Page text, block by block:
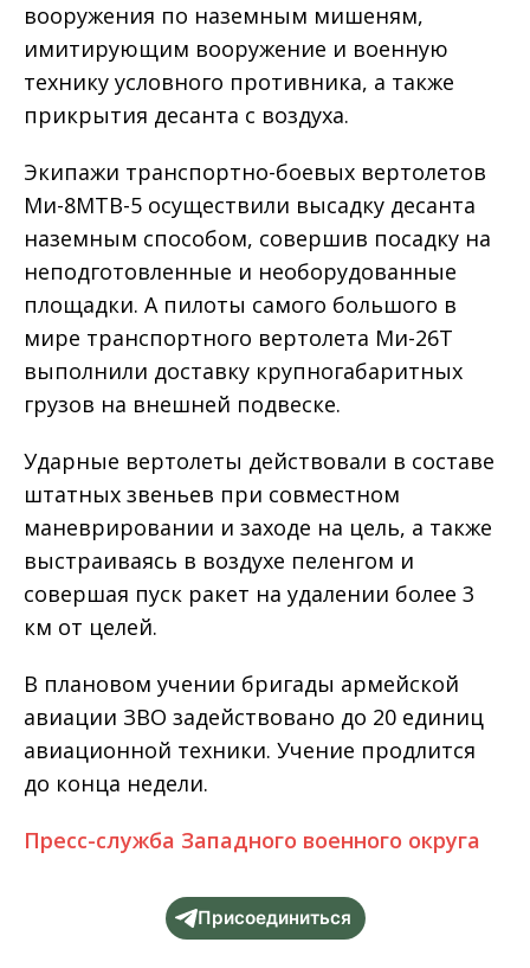
вооружения по наземным мишеням,
имитирующим вооружение и военную
технику условного противника, а также
прикрытия десанта с воздуха.
Экипажи транспортно-боевых вертолетов
Ми-8МТВ-5 осуществили высадку десанта
наземным способом, совершив посадку на
неподготовленные и необорудованные
площадки. А пилоты самого большого в
мире транспортного вертолета Ми-26Т
выполнили доставку крупногабаритных
грузов на внешней подвеске.
Ударные вертолеты действовали в составе
штатных звеньев при совместном
маневрировании и заходе на цель, а также
выстраиваясь в воздухе пеленгом и
совершая пуск ракет на удалении более 3
км от целей.
В плановом учении бригады армейской
авиации ЗВО задействовано до 20 единиц
авиационной техники. Учение продлится
до конца недели.
Пресс-служба Западного военного округа
Присоединиться